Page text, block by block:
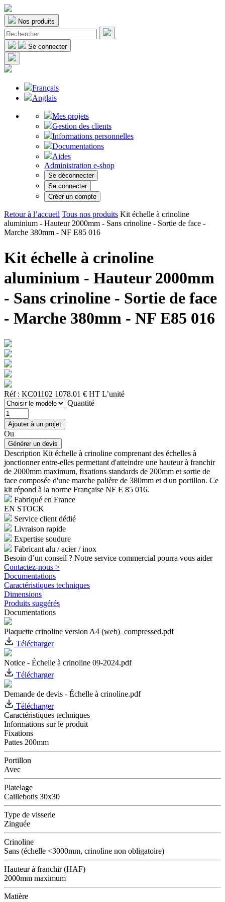
Nos produits
Se connecter
Français
Anglais
Mes projets
Gestion des clients
Informations personnelles
Documentations
Aides
Administration e-shop
Se déconnecter
Se connecter
Créer un compte
Retour à l’accueil Tous nos produits Kit échelle à crinoline
aluminium - Hauteur 2000mm - Sans crinoline - Sortie de face -
Marche 380mm - NF E85 016
Kit échelle à crinoline
aluminium - Hauteur 2000mm
- Sans crinoline - Sortie de face
- Marche 380mm - NF E85 016
Réf : KC01102 1078.01 € HT L’unité
Quantité
Ou
Description Kit échelle à crinoline comprenant des échelles à
jonctionner entre-elles permettant d'atteindre une hauteur à franchir
de 2000mm maximum, fixations standards de 200mm et sortie de
face composée d'une marche palière de 380mm et d'un portillon. Ce
kit répond à la norme Française NF E 85 016.
Fabriqué en France
EN STOCK
Service client dédié
Livraison rapide
Expertise soudure
Fabricant alu / acier / inox
Besoin d’un conseil ? Notre service commercial pourra vous aider
Contactez-nous >
Documentations
Caractéristiques techniques
Dimensions
Produits suggérés
Documentations
Plaquette crinoline version A4 (web)_compressed.pdf
Télécharger
Notice - Échelle à crinoline 09-2024.pdf
Télécharger
Demande de devis - Échelle à crinoline.pdf
Télécharger
Caractéristiques techniques
Informations sur le produit
Fixations
Pattes 200mm
Portillon
Avec
Platelage
Caillebotis 30x30
Type de visserie
Zinguée
Crinoline
Sans (échelle <3000mm, crinoline non obligatoire)
Hauteur à franchir (HAF)
2000mm maximum
Matière